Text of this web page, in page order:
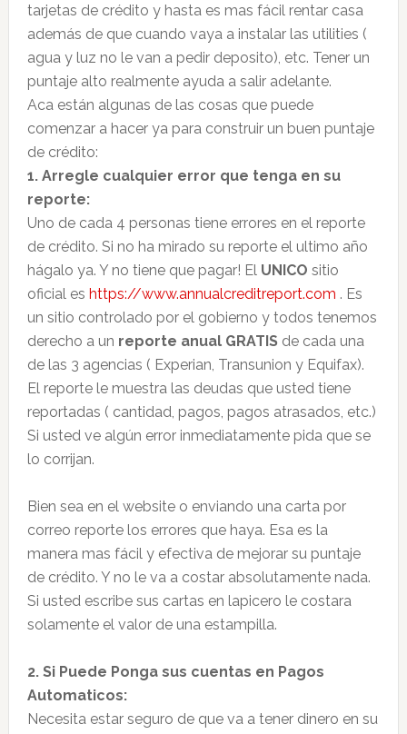
tarjetas de crédito y hasta es mas fácil rentar casa
además de que cuando vaya a instalar las utilities (
agua y luz no le van a pedir deposito), etc. Tener un
puntaje alto realmente ayuda a salir adelante.
Aca están algunas de las cosas que puede
comenzar a hacer ya para construir un buen puntaje
de crédito:
1. Arregle cualquier error que tenga en su
reporte:
Uno de cada 4 personas tiene errores en el reporte
de crédito. Si no ha mirado su reporte el ultimo año
hágalo ya. Y no tiene que pagar! El UNICO sitio
oficial es https://www.annualcreditreport.com . Es
un sitio controlado por el gobierno y todos tenemos
derecho a un reporte anual GRATIS de cada una
de las 3 agencias ( Experian, Transunion y Equifax).
El reporte le muestra las deudas que usted tiene
reportadas ( cantidad, pagos, pagos atrasados, etc.)
Si usted ve algún error inmediatamente pida que se
lo corrijan.
Bien sea en el website o enviando una carta por
correo reporte los errores que haya. Esa es la
manera mas fácil y efectiva de mejorar su puntaje
de crédito. Y no le va a costar absolutamente nada.
Si usted escribe sus cartas en lapicero le costara
solamente el valor de una estampilla.
2. Si Puede Ponga sus cuentas en Pagos
Automaticos:
Necesita estar seguro de que va a tener dinero en su